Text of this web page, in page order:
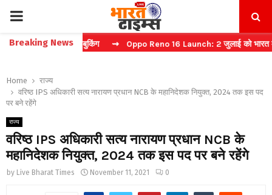
PRIMARY
MENU
Breaking News
करें फास्ट टिकट बुकिंग ⇝ Oppo Reno 16 Launch: 2 जुलाई को भारत में
Home
राज्य
वरिष्ठ IPS अधिकारी सत्य नारायण प्रधान NCB के महानिदेशक नियुक्त, 2024 तक इस पद
पर बने रहेंगे
राज्य
वरिष्ठ IPS अधिकारी सत्य नारायण प्रधान NCB के
महानिदेशक नियुक्त, 2024 तक इस पद पर बने रहेंगे
by Live Bharat Times November 11, 2021 0